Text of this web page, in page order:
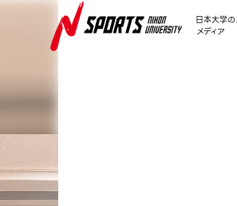
日本大学
メディア